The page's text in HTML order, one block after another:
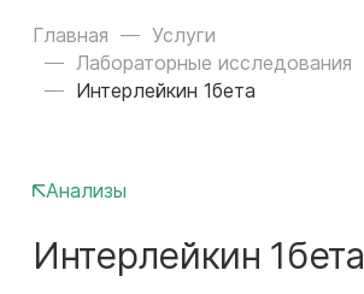
Главная
Услуги
Лабораторные исследования
Интерлейкин 1бета
Анализы
Интерлейкин 1бета